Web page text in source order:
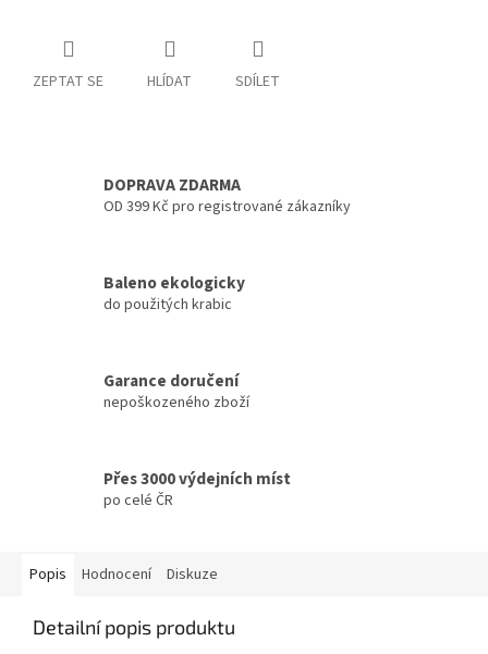
ZEPTAT SE HLÍDAT SDÍLET
DOPRAVA ZDARMA
OD 399 Kč pro registrované zákazníky
Baleno ekologicky
do použitých krabic
Garance doručení
nepoškozeného zboží
Přes 3000 výdejních míst
po celé ČR
Popis Hodnocení Diskuze
Detailní popis produktu